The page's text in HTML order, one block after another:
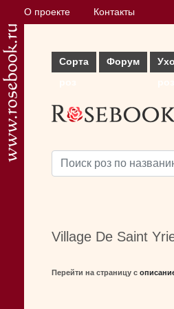
О проекте Контакты
Сорта
Форум
Village De Saint
Перейти на страницу с